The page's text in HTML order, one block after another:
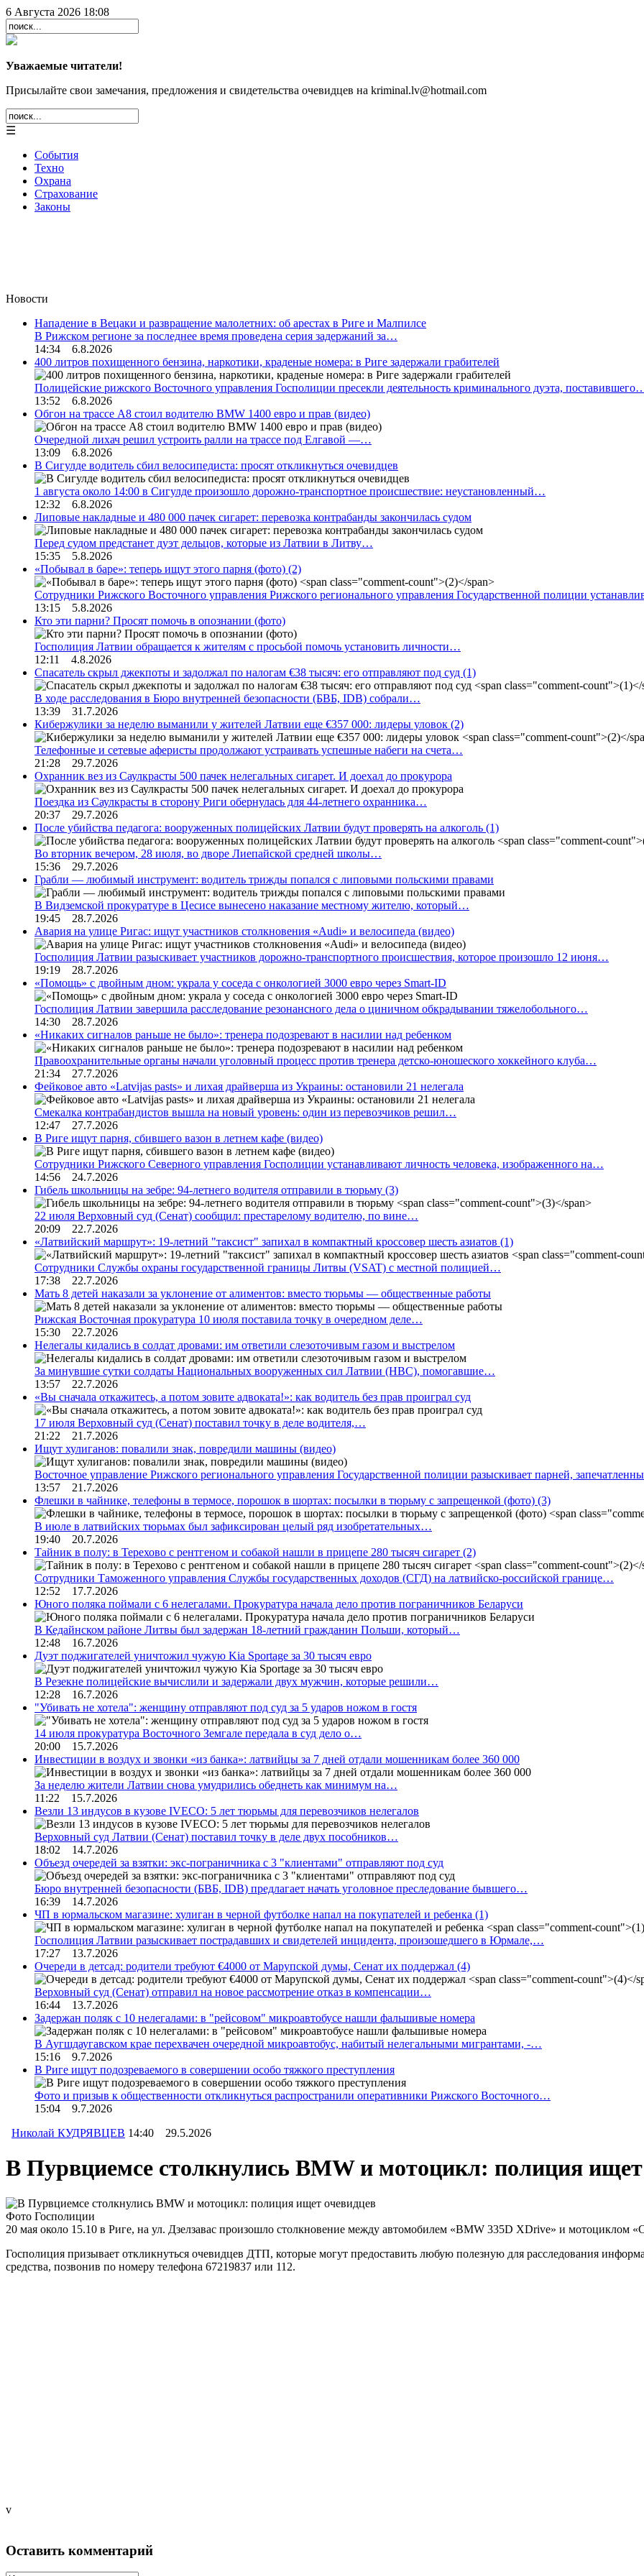
6 Августа 2026 18:08
Уважаемые читатели!
Присылайте свои замечания, предложения и свидетельства очевидцев на kriminal.lv@hotmail.com
☰
События
Техно
Охрана
Страхование
Законы
Новости
Нападение в Вецаки и развращение малолетних: об арестах в Риге и Малпилсе
В Рижском регионе за последнее время проведена серия задержаний за…
14:34 6.8.2026
400 литров похищенного бензина, наркотики, краденые номера: в Риге задержали грабителей
Полицейские рижского Восточного управления Госполиции пресекли деятельность криминального дуэта,
13:52 6.8.2026
Обгон на трассе А8 стоил водителю BMW 1400 евро и прав (видео)
Очередной лихач решил устроить ралли на трассе под Елгавой —…
13:09 6.8.2026
В Сигулде водитель сбил велосипедиста: просят откликнуться очевидцев
1 августа около 14:00 в Сигулде произошло дорожно-транспортное происшествие: неустановленный…
12:32 6.8.2026
Липовые накладные и 480 000 пачек сигарет: перевозка контрабанды закончилась судом
Перед судом предстанет дуэт дельцов, которые из Латвии в Литву…
15:35 5.8.2026
«Побывал в баре»: теперь ищут этого парня (фото) (2)
Сотрудники Рижского Восточного управления Рижского регионального управления Государственной полиции
13:15 5.8.2026
Кто эти парни? Просят помочь в опознании (фото)
Госполиция Латвии обращается к жителям с просьбой помочь установить личности…
12:11 4.8.2026
Спасатель скрыл джекпоты и задолжал по налогам €38 тысяч: его отправляют под суд (1)
В ходе расследования в Бюро внутренней безопасности (БВБ, IDB) собрали…
13:39 31.7.2026
Кибержулики за неделю выманили у жителей Латвии еще €357 000: лидеры уловок (2)
Телефонные и сетевые аферисты продолжают устраивать успешные набеги на счета…
21:28 29.7.2026
Охранник вез из Саулкрасты 500 пачек нелегальных сигарет. И доехал до прокурора
Поездка из Саулкрасты в сторону Риги обернулась для 44-летнего охранника…
20:37 29.7.2026
После убийства педагога: вооруженных полицейских Латвии будут проверять на алкоголь (1)
Во вторник вечером, 28 июля, во дворе Лиепайской средней школы…
15:36 29.7.2026
Грабли — любимый инструмент: водитель трижды попался с липовыми польскими правами
В Видземской прокуратуре в Цесисе вынесено наказание местному жителю, который…
19:45 28.7.2026
Авария на улице Ригас: ищут участников столкновения «Audi» и велосипеда (видео)
Госполиция Латвии разыскивает участников дорожно-транспортного происшествия, которое произошло 12 июня…
19:19 28.7.2026
«Помощь» с двойным дном: украла у соседа с онкологией 3000 евро через Smart-ID
Госполиция Латвии завершила расследование резонансного дела о циничном обкрадывании тяжелобольного…
14:30 28.7.2026
«Никаких сигналов раньше не было»: тренера подозревают в насилии над ребенком
Правоохранительные органы начали уголовный процесс против тренера детско-юношеского хоккейного клуба…
21:34 27.7.2026
Фейковое авто «Latvijas pasts» и лихая драйверша из Украины: остановили 21 нелегала
Смекалка контрабандистов вышла на новый уровень: один из перевозчиков решил…
12:47 27.7.2026
В Риге ищут парня, сбившего вазон в летнем кафе (видео)
Сотрудники Рижского Северного управления Госполиции устанавливают личность человека, изображенного на…
14:56 24.7.2026
Гибель школьницы на зебре: 94-летнего водителя отправили в тюрьму (3)
22 июля Верховный суд (Сенат) сообщил: престарелому водителю, по вине…
20:09 22.7.2026
«Латвийский маршрут»: 19-летний "таксист" запихал в компактный кроссовер шесть азиатов (1)
Сотрудники Службы охраны государственной границы Литвы (VSAT) с местной полицией…
17:38 22.7.2026
Мать 8 детей наказали за уклонение от алиментов: вместо тюрьмы — общественные работы
Рижская Восточная прокуратура 10 июля поставила точку в очередном деле…
15:30 22.7.2026
Нелегалы кидались в солдат дровами: им ответили слезоточивым газом и выстрелом
За минувшие сутки солдаты Национальных вооруженных сил Латвии (НВС), помогавшие…
13:57 22.7.2026
«Вы сначала откажитесь, а потом зовите адвоката!»: как водитель без прав проиграл суд
17 июля Верховный суд (Сенат) поставил точку в деле водителя,…
21:22 21.7.2026
Ищут хулиганов: повалили знак, повредили машины (видео)
Восточное управление Рижского регионального управления Государственной полиции разыскивает парней,
13:57 21.7.2026
Флешки в чайнике, телефоны в термосе, порошок в шортах: посылки в тюрьму с запрещенкой (фото) (3)
В июле в латвийских тюрьмах был зафиксирован целый ряд изобретательных…
19:40 20.7.2026
Тайник в полу: в Терехово с рентгеном и собакой нашли в прицепе 280 тысяч сигарет (2)
Сотрудники Таможенного управления Службы государственных доходов (СГД) на латвийско-российской границе…
12:52 17.7.2026
Юного поляка поймали с 6 нелегалами. Прокуратура начала дело против пограничников Беларуси
В Кедайнском районе Литвы был задержан 18-летний гражданин Польши, который…
12:48 16.7.2026
Дуэт поджигателей уничтожил чужую Kia Sportage за 30 тысяч евро
В Резекне полицейские вычислили и задержали двух мужчин, которые решили…
12:28 16.7.2026
"Убивать не хотела": женщину отправляют под суд за 5 ударов ножом в гостя
14 июля прокуратура Восточного Земгале передала в суд дело о…
20:00 15.7.2026
Инвестиции в воздух и звонки «из банка»: латвийцы за 7 дней отдали мошенникам более 360 000
За неделю жители Латвии снова умудрились обеднеть как минимум на…
11:22 15.7.2026
Везли 13 индусов в кузове IVECO: 5 лет тюрьмы для перевозчиков нелегалов
Верховный суд Латвии (Сенат) поставил точку в деле двух пособников…
18:02 14.7.2026
Объезд очередей за взятки: экс-пограничника с 3 "клиентами" отправляют под суд
Бюро внутренней безопасности (БВБ, IDB) предлагает начать уголовное преследование бывшего…
16:39 14.7.2026
ЧП в юрмальском магазине: хулиган в черной футболке напал на покупателей и ребенка (1)
Госполиция Латвии разыскивает пострадавших и свидетелей инцидента, произошедшего в Юрмале,…
17:27 13.7.2026
Очереди в детсад: родители требуют €4000 от Марупской думы, Сенат их поддержал (4)
Верховный суд (Сенат) отправил на новое рассмотрение отказ в компенсации…
16:44 13.7.2026
Задержан поляк с 10 нелегалами: в "рейсовом" микроавтобусе нашли фальшивые номера
В Аугшдаугавском крае перехвачен очередной микроавтобус, набитый нелегальными мигрантами, -…
15:16 9.7.2026
В Риге ищут подозреваемого в совершении особо тяжкого преступления
Фото и призыв к общественности откликнуться распространили оперативники Рижского Восточного…
15:04 9.7.2026
Николай КУДРЯВЦЕВ 14:40 29.5.2026
В Пурвциемсе столкнулись BMW и мотоцикл: полиция ищет
Фото Госполиции
20 мая около 15.10 в Риге, на ул. Дзелзавас произошло столкновение между автомобилем «BMW 335D XDrive» и мотоциклом
Госполиция призывает откликнуться очевидцев ДТП, которые могут предоставить любую полезную для расследования
средства, позвонив по номеру телефона 67219837 или 112.
v
Оставить комментарий